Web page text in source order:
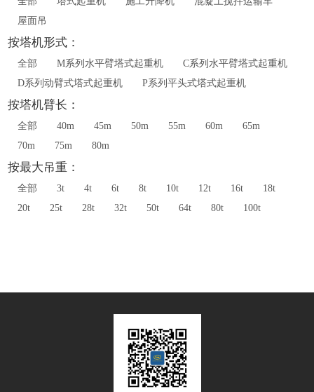
屋面吊
按塔机形式：
全部 M系列水平臂塔式起重机
C系列水平臂塔式起重机
D系列动臂式塔式起重机
P系列平头式塔式起重机
按塔机臂长：
全部 40m 45m 50m 55m 60m
65m
70m
75m 80m
按最大吊重：
全部 3t 4t 6t 8t 10t 12t 16t
18t
20t
25t 28t 32t 50t 64t 80t 100t